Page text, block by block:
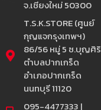
จ.เชียงใหม่ 50300
T.S.K.STORE (ศูนย์
กุญแจกรุงเทพฯ)
86/56 หมู่ 5 ซ.บุญศิริ
ตำบลปากเกร็ด
อำเภอปากเกร็ด
นนทบุรี 11120
095-4477333 |